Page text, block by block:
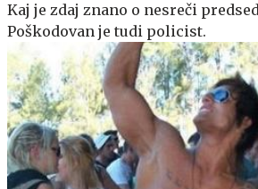
Kaj je zdaj znano o nesreči
Poškodovan je tudi policist.